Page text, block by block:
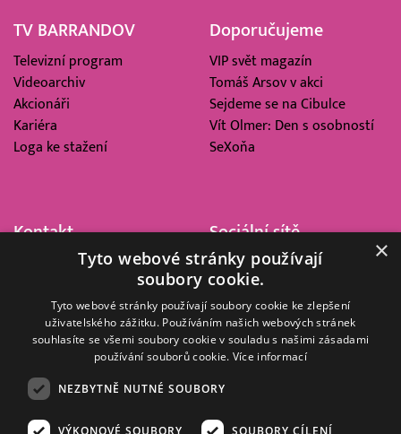
TV BARRANDOV
Televizní program
Videoarchiv
Akcionáři
Kariéra
Loga ke stažení
Doporučujeme
VIP svět magazín
Tomáš Arsov v akci
Sejdeme se na Cibulce
Vít Olmer: Den s osobností
SeXoňa
Kontakt
Barrandov Televizní Studio,
Kříženeckého nám. 322
152 00 Praha 5
IČ 416 93 311
Sociální sítě
×
Tyto webové stránky používají
soubory cookie.
Tyto webové stránky používají soubory cookie ke zlepšení
uživatelského zážitku. Používáním našich webových stránek
souhlasíte se všemi soubory cookie v souladu s našimi zásadami
používání souborů cookie. Více informací
NEZBYTNĚ NUTNÉ SOUBORY
VÝKONOVÉ SOUBORY SOUBORY CÍLENÍ